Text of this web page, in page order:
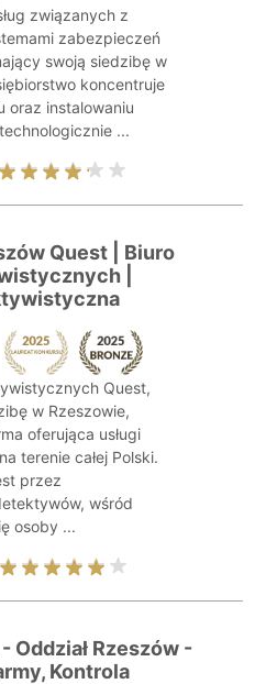
związanych z
zabezpieczeń
swoją siedzibę w
koncentruje
oraz instalowaniu
...
Quest | Biuro
|
Quest,
w Rzeszowie,
oferująca usługi
terenie całej Polski.
przez
wśród
osoby ...
Oddział Rzeszów -
Kontrola